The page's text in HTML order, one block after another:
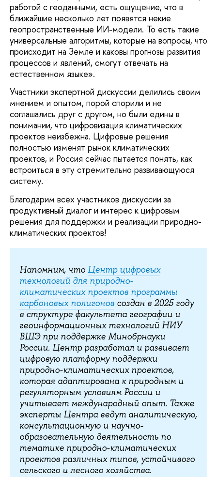
работой с геоданными, есть ощущение, что в
ближайшие несколько лет появятся некие
геопространственные ИИ-модели. То есть такие
универсальные алгоритмы, которые на вопросы, что
происходит на Земле и каковы прогнозы развития
процессов и явлений, смогут отвечать на
естественном языке».
Участники экспертной дискуссии делились своим
мнением и опытом, порой спорили и не
соглашались друг с другом, но были едины в
понимании, что цифровизация климатических
проектов неизбежна. Цифровые решения
полностью изменят рынок климатических
проектов, и Россия сейчас пытается понять, как
встроиться в эту стремительно развивающуюся
систему.
Благодарим всех участников дискуссии за
продуктивный диалог и интерес к цифровым
решения для поддержки и реализации природно-
климатических проектов!
Напомним, что Центр цифровых
технологий для природно-
климатических проектов программы
карбоновых полигонов создан в 2025 году
в структуре факультета географии и
геоинформационных технологий НИУ
ВШЭ при поддержке Минобрнауки
России. Центр разработал и развивает
цифровую платформу поддержки
природно-климатических проектов,
которая адаптирована к природным и
регуляторным условиям России и
учитывает международный опыт. Также
эксперты Центра ведут аналитическую,
консультационную и научно-
образовательную деятельность по
тематике природно-климатических
проектов различных типов, устойчивого
сельского и лесного хозяйства.